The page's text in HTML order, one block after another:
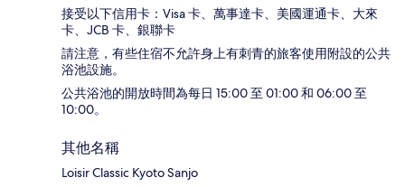
接受以下信用卡：Visa 卡、萬事達卡、美國運通卡、大來
卡、JCB 卡、銀聯卡
請注意，有些住宿不允許身上有刺青的旅客使用附設的公共
浴池設施。
公共浴池的開放時間為每日 15:00 至 01:00 和 06:00 至
10:00。
其他名稱
Loisir Classic Kyoto Sanjo